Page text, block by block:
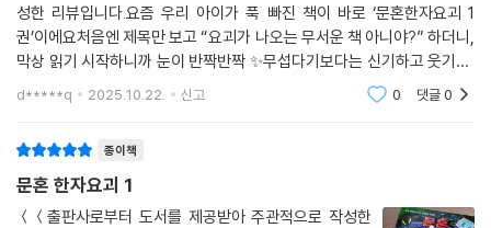
성한 리뷰입니다.요즘 우리 아이가 푹 빠진 책이 바로 ‘문혼한자요괴 1
권’이에요처음엔 제목만 보고 “요괴가 나오는 무서운 책 아니야?” 하더니,
막상 읽기 시작하니까 눈이 반짝반짝 ✨무섭다기보다는 신기하고 웃기고,
한자까지 배울 수 있어서 완전 꿀잼이래요이 책은 한자를 지키는 요괴들이
등장해서 벌어
d*****q 2025.10.22. 신고 0 댓글0
종이책
문혼 한자요괴 1
＜＜출판사로부터 도서를 제공받아 주관적으로 작성한